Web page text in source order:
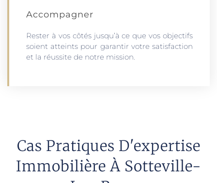
Accompagner
Rester à vos côtés jusqu’à ce que vos objectifs
soient atteints pour garantir votre satisfaction
et la réussite de notre mission.
Cas Pratiques D'expertise
Immobilière À Sotteville-